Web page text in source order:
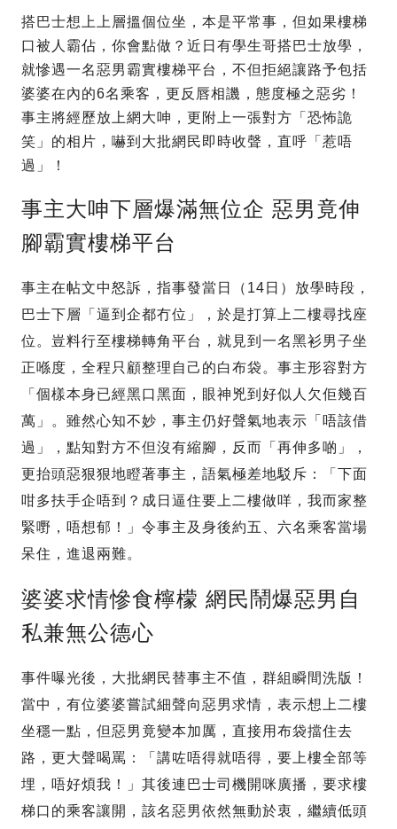
搭巴士想上上層搵個位坐，本是平常事，但如果樓梯
口被人霸佔，你會點做？近日有學生哥搭巴士放學，
就慘遇一名惡男霸實樓梯平台，不但拒絕讓路予包括
婆婆在內的6名乘客，更反唇相譏，態度極之惡劣！
事主將經歷放上網大呻，更附上一張對方「恐怖詭
笑」的相片，嚇到大批網民即時收聲，直呼「惹唔
過」！
事主大呻下層爆滿無位企 惡男竟伸
腳霸實樓梯平台
事主在帖文中怒訴，指事發當日（14日）放學時段，
巴士下層「逼到企都冇位」，於是打算上二樓尋找座
位。豈料行至樓梯轉角平台，就見到一名黑衫男子坐
正喺度，全程只顧整理自己的白布袋。事主形容對方
「個樣本身已經黑口黑面，眼神兇到好似人欠佢幾百
萬」。雖然心知不妙，事主仍好聲氣地表示「唔該借
過」，點知對方不但沒有縮腳，反而「再伸多啲」，
更抬頭惡狠狠地瞪著事主，語氣極差地駁斥：「下面
咁多扶手企唔到？成日逼住要上二樓做咩，我而家整
緊嘢，唔想郁！」令事主及身後約五、六名乘客當場
呆住，進退兩難。
婆婆求情慘食檸檬 網民鬧爆惡男自
私兼無公德心
事件曝光後，大批網民替事主不值，群組瞬間洗版！
當中，有位婆婆嘗試細聲向惡男求情，表示想上二樓
坐穩一點，但惡男竟變本加厲，直接用布袋擋住去
路，更大聲喝罵：「講咗唔得就唔得，要上樓全部等
埋，唔好煩我！」其後連巴士司機開咪廣播，要求樓
梯口的乘客讓開，該名惡男依然無動於衷，繼續低頭